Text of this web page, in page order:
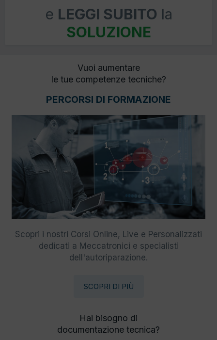
e LEGGI SUBITO la
SOLUZIONE
Vuoi aumentare
le tue competenze tecniche?
PERCORSI DI FORMAZIONE
Scopri i nostri Corsi Online, Live e Personalizzati
dedicati a Meccatronici e specialisti
dell'autoriparazione.
SCOPRI DI PIÙ
Hai bisogno di
documentazione tecnica?